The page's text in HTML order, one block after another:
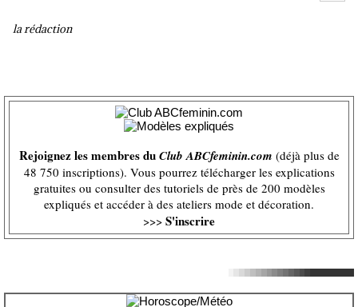
la rédaction
Rejoignez les membres duClub ABCfeminin.com (déjà plus de
48 750 inscriptions). Vous pourrez télécharger les explications
gratuites ou consulter des tutoriels de près de 200 modèles
expliqués et accéder à des ateliers mode et décoration.
>>> S'inscrire